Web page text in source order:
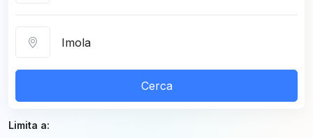
Cerca
Limita a: